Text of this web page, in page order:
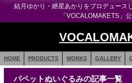
結月ゆかり・紲星あかりをプロデュース
「VOCALOMAKETS」
HOME PRODUCTS WORKS GALLERY
パペットぬいぐるみの記事一覧